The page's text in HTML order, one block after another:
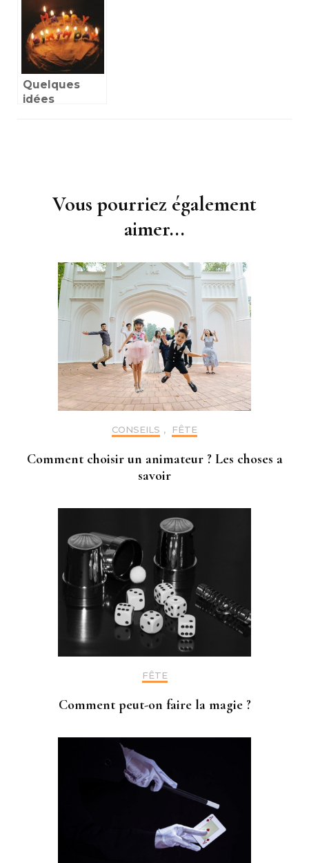
Quelques
idées
Vous pourriez également
aimer...
CONSEILS , FÊTE
Comment choisir un animateur ? Les choses a
savoir
FÊTE
Comment peut-on faire la magie ?